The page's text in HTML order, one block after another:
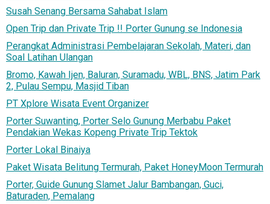
Susah Senang Bersama Sahabat Islam
Open Trip dan Private Trip !! Porter Gunung se Indonesia
Perangkat Administrasi Pembelajaran Sekolah, Materi, dan
Soal Latihan Ulangan
Bromo, Kawah Ijen, Baluran, Suramadu, WBL, BNS, Jatim Park
2, Pulau Sempu, Masjid Tiban
PT Xplore Wisata Event Organizer
Porter Suwanting, Porter Selo Gunung Merbabu Paket
Pendakian Wekas Kopeng Private Trip Tektok
Porter Lokal Binaiya
Paket Wisata Belitung Termurah, Paket HoneyMoon Termurah
Porter, Guide Gunung Slamet Jalur Bambangan, Guci,
Baturaden, Pemalang